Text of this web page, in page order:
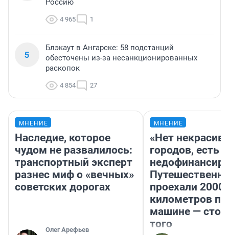
Россию
4 965 1
5
Блэкаут в Ангарске: 58 подстанций
обесточены из-за несанкционированных
раскопок
4 854 27
МНЕНИЕ
Наследие, которое
чудом не развалилось:
транспортный эксперт
разнес миф о «вечных»
советских дорогах
Олег Арефьев
МНЕНИЕ
«Нет
городов, есть
проехали 2000
километров по
машине —
того